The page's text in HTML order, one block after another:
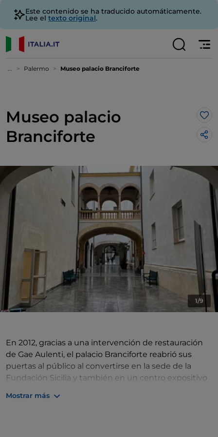
Este contenido se ha traducido automáticamente.
Lee el texto original.
... Palermo Museo palacio Branciforte
Museo palacio
Branciforte
Me
1/9
En 2012, gracias a una intervención de restauración
de Gae Aulenti, el palacio Branciforte reabrió sus
puertas al público al convertirse en la sede de la
Fundación Sicilia y también en un centro expositivo
Mostrar más